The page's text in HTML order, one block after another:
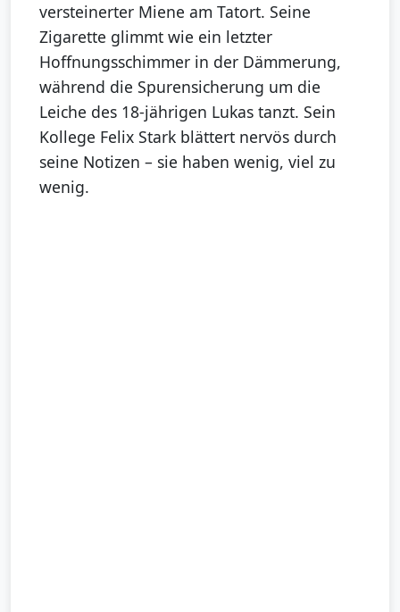
versteinerter Miene am Tatort. Seine
Zigarette glimmt wie ein letzter
Hoffnungsschimmer in der Dämmerung,
während die Spurensicherung um die
Leiche des 18-jährigen Lukas tanzt. Sein
Kollege Felix Stark blättert nervös durch
seine Notizen – sie haben wenig, viel zu
wenig.